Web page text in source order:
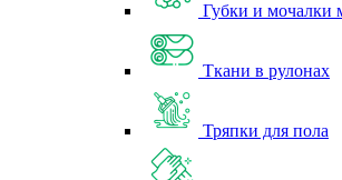
Губки и мочалки
Ткани в рулонах
Тряпки для пола